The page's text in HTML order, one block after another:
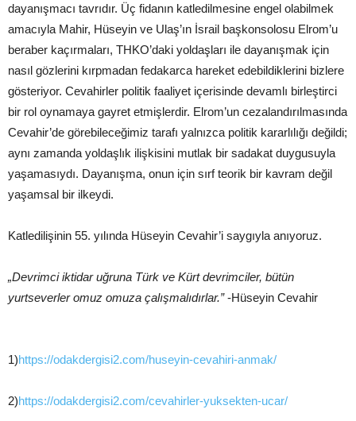
dayanışmacı tavrıdır. Üç fidanın katledilmesine engel olabilmek
amacıyla Mahir, Hüseyin ve Ulaş’ın İsrail başkonsolosu Elrom’u
beraber kaçırmaları, THKO’daki yoldaşları ile dayanışmak için
nasıl gözlerini kırpmadan fedakarca hareket edebildiklerini bizlere
gösteriyor. Cevahirler politik faaliyet içerisinde devamlı birleştirci
bir rol oynamaya gayret etmişlerdir. Elrom’un cezalandırılmasında
Cevahir’de görebileceğimiz tarafı yalnızca politik kararlılığı değildi;
aynı zamanda yoldaşlık ilişkisini mutlak bir sadakat duygusuyla
yaşamasıydı. Dayanışma, onun için sırf teorik bir kavram değil
yaşamsal bir ilkeydi.
Katledilişinin 55. yılında Hüseyin Cevahir’i saygıyla anıyoruz.
„Devrimci iktidar uğruna Türk ve Kürt devrimciler, bütün
yurtseverler omuz omuza çalışmalıdırlar.”-Hüseyin Cevahir
1)https://odakdergisi2.com/huseyin-cevahiri-anmak/
2)https://odakdergisi2.com/cevahirler-yuksekten-ucar/